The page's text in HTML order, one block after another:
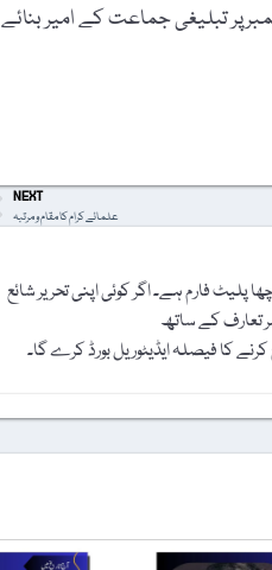
پر تبلیغی جماعت کے امیر بنائے
NEXT
علمائے کرام کا مقام و مرتبہ
فارم ہے۔ اگر کوئی اپنی تحریر شائع
تعارف کے ساتھ